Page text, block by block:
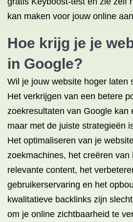
kan maken voor jouw online
Hoe krijg je je
in Google?
Wil je jouw website hoger laten
Het verkrijgen van een betere
zoekresultaten van Google kan
maar met de juiste strategieën
Het optimaliseren van je
zoekmachines, het creëren van
relevante content, het
gebruikerservaring en het
kwalitatieve backlinks zijn
om je online zichtbaarheid te